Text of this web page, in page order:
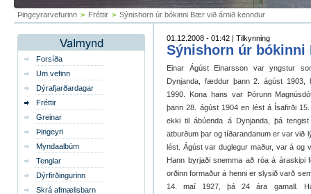
Þingeyrarvefurinn > Fréttir > Sýnishorn úr bókinni Bær við árnið kenndur
Forsíða
Um vefinn
Dýrafjarðardagar
Fréttir
Greinar
Þingeyri
Myndaalbúm
Tenglar
Dýrfirðingurinn
Skrá afmælisbarn
01.12.2008 - 01:42 | Tilkynning
Sýnishorn úr
Einar Ágúst Einarsson var yngstur
Dynjanda, fæddur þann 2. ágúst 1903,
1990. Kona hans var Þórunn
þann 28. ágúst 1904 en lést á Ísafirði
ekki til ábúenda á Dynjanda, þá
atburðum þar og tíðarandanum er var við
lést. Ágúst var duglegur maður, var á og
Hann byrjaði snemma að róa á áraskipi
orðinn formaður á henni er slysið varð
14. maí 1927, þá 24 ára gamall.